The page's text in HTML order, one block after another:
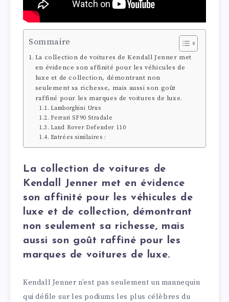
Sommaire
La collection de voitures de Kendall Jenner met
en évidence son affinité pour les véhicules de
luxe et de collection, démontrant non
seulement sa richesse, mais aussi son goût
raffiné pour les marques de voitures de luxe.
Lamborghini Urus
Ferrari SF90 Stradale
Land Rover Defender 110
Entrées similaires :
La collection de voitures de
Kendall Jenner met en évidence
son affinité pour les véhicules de
luxe et de collection, démontrant
non seulement sa richesse, mais
aussi son goût raffiné pour les
marques de voitures de luxe.
Kendall Jenner n’est pas seulement un mannequin
qui défile sur les podiums les plus célèbres du